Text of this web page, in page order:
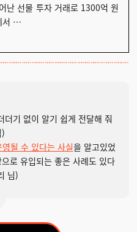
난 선물 투자 거래로 1300억 원
서 …
더기 없이 알기 쉽게 전달해 줘
될 수 있다는 사실을 알고있었
로 유입되는 좋은 사례도 있다
님)